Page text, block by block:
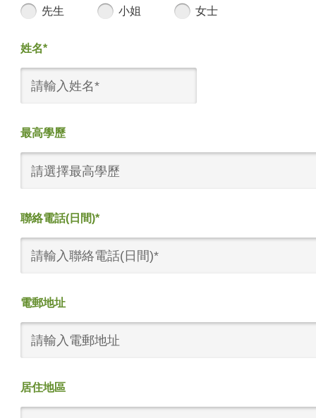
先生
小姐 女士
姓名*
最高學歷
請選擇最高學歷
聯絡電話(日間)*
電郵地址
居住地區